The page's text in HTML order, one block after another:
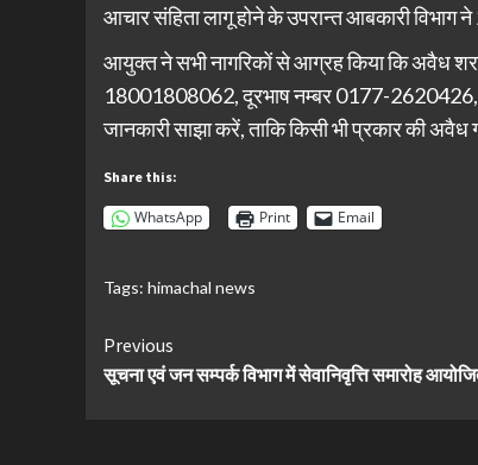
आचार संहिता लागू होने के उपरान्त आबकारी
आयुक्त ने सभी नागरिकों से आग्रह किया कि अवैध
18001808062, दूरभाष नम्बर 0177-
जानकारी साझा करें, ताकि किसी भी प्रकार की अवैध
Share this:
WhatsApp Print Email
Tags: himachal news
Continue
Reading
Previous
सूचना एवं जन सम्पर्क विभाग में सेवानिवृत्ति समारोह